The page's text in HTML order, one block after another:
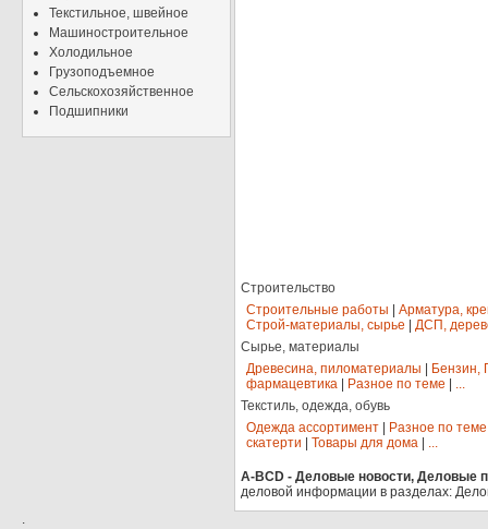
Текстильное, швейное
Машиностроительное
Холодильное
Грузоподъемное
Сельскохозяйственное
Подшипники
Строительство
Строительные работы
Арматура,
Строй-материалы, сырье
ДСП,
Сырье, материалы
Древесина, пиломатериалы
Бензин,
фармацевтика
Разное по теме
...
Текстиль, одежда, обувь
Одежда ассортимент
Разное по теме
скатерти
Товары для дома ...
A-BCD - Деловые новости, Деловые
деловой информации в разделах:
.